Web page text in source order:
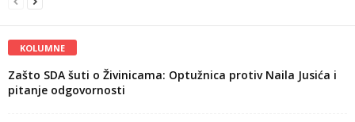
KOLUMNE
Zašto SDA šuti o Živinicama: Optužnica protiv Naila Jusića i
pitanje odgovornosti